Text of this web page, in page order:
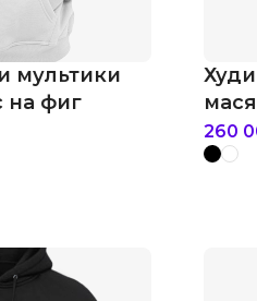
мультики
на фиг
260